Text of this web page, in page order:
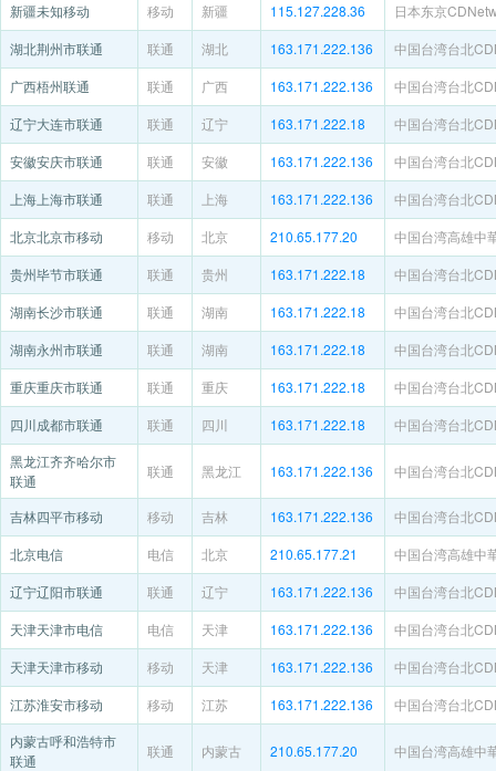
新疆未知移动
移动 新疆 115.127.228.36
日本东京
湖北荆州市联通
联通 湖北 163.171.222.136
中国台湾台北
广西梧州联通
联通 广西 163.171.222.136
中国台湾台北
辽宁大连市联通
联通 辽宁 163.171.222.18
中国台湾台北
安徽安庆市联通
联通 安徽 163.171.222.136
中国台湾台北
上海上海市联通
联通 上海 163.171.222.136
中国台湾台北
北京北京市移动
移动 北京 210.65.177.20
中国台湾高雄中
贵州毕节市联通
联通 贵州 163.171.222.18
中国台湾台北
湖南长沙市联通
联通 湖南 163.171.222.18
中国台湾台北
湖南永州市联通
联通 湖南 163.171.222.18
中国台湾台北
重庆重庆市联通
联通 重庆 163.171.222.18
中国台湾台北
四川成都市联通
联通 四川 163.171.222.18
中国台湾台北
黑龙江齐齐哈尔市
联通
联通 黑龙江 163.171.222.136 中国台湾台北
吉林四平市移动 移动 吉林 163.171.222.136
中国台湾台北
北京电信
电信 北京 210.65.177.21
中国台湾高雄中
辽宁辽阳市联通
联通 辽宁 163.171.222.136
中国台湾台北
天津天津市电信
电信 天津 163.171.222.136
中国台湾台北
天津天津市移动
移动 天津 163.171.222.136
中国台湾台北
江苏淮安市移动
移动 江苏 163.171.222.136
中国台湾台北
内蒙古呼和浩特市
联通
联通 内蒙古 210.65.177.20 中国台湾高雄中